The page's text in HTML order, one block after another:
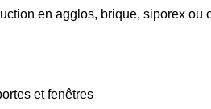
en agglos, brique, siporex ou
et fenêtres